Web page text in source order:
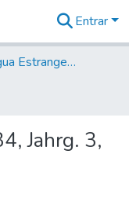
Entrar
Jornais em Língua Estrangeira
Jahrg. 3,